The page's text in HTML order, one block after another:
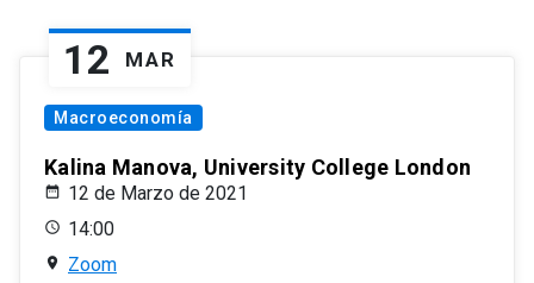
12 MAR
Macroeconomía
Kalina Manova, University College London
12 de Marzo de 2021
14:00
Zoom